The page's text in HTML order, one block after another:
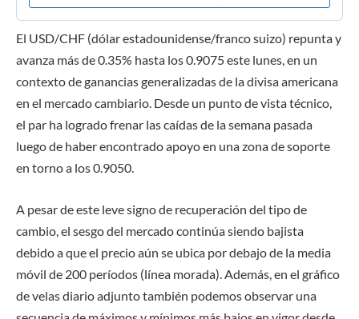
El USD/CHF (dólar estadounidense/franco suizo) repunta y
avanza más de 0.35% hasta los 0.9075 este lunes, en un
contexto de ganancias generalizadas de la divisa americana
en el mercado cambiario. Desde un punto de vista técnico,
el par ha logrado frenar las caídas de la semana pasada
luego de haber encontrado apoyo en una zona de soporte
en torno a los 0.9050.
A pesar de este leve signo de recuperación del tipo de
cambio, el sesgo del mercado continúa siendo bajista
debido a que el precio aún se ubica por debajo de la media
móvil de 200 períodos (línea morada). Además, en el gráfico
de velas diario adjunto también podemos observar una